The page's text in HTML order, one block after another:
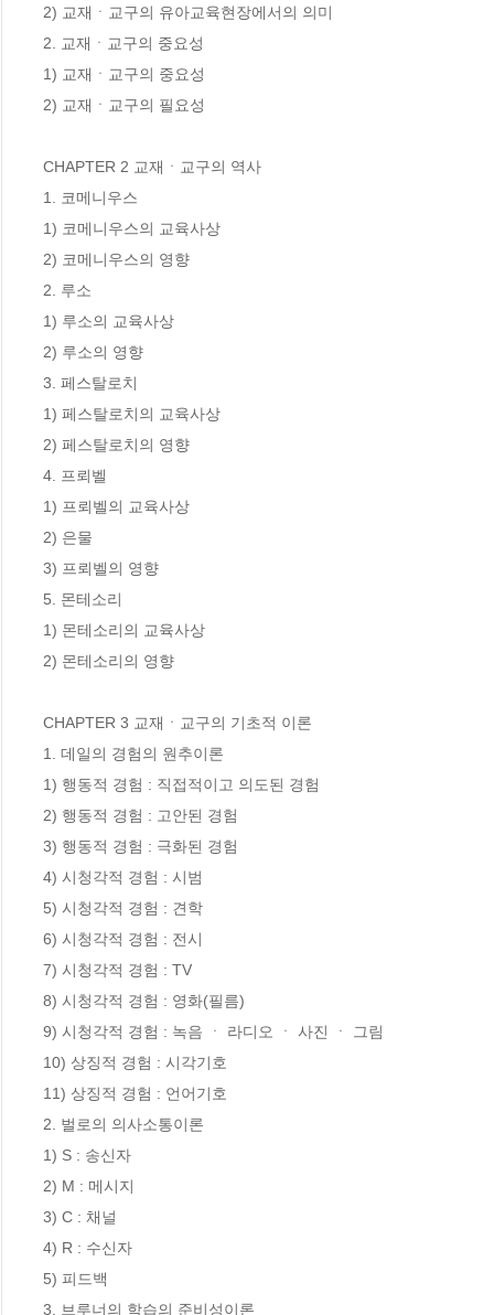
2) 교재ㆍ교구의 유아교육현장에서의 의미
2. 교재ㆍ교구의 중요성
1) 교재ㆍ교구의 중요성
2) 교재ㆍ교구의 필요성
CHAPTER 2 교재ㆍ교구의 역사
1. 코메니우스
1) 코메니우스의 교육사상
2) 코메니우스의 영향
2. 루소
1) 루소의 교육사상
2) 루소의 영향
3. 페스탈로치
1) 페스탈로치의 교육사상
2) 페스탈로치의 영향
4. 프뢰벨
1) 프뢰벨의 교육사상
2) 은물
3) 프뢰벨의 영향
5. 몬테소리
1) 몬테소리의 교육사상
2) 몬테소리의 영향
CHAPTER 3 교재ㆍ교구의 기초적 이론
1. 데일의 경험의 원추이론
1) 행동적 경험 : 직접적이고 의도된 경험
2) 행동적 경험 : 고안된 경험
3) 행동적 경험 : 극화된 경험
4) 시청각적 경험 : 시범
5) 시청각적 경험 : 견학
6) 시청각적 경험 : 전시
7) 시청각적 경험 : TV
8) 시청각적 경험 : 영화(필름)
9) 시청각적 경험 : 녹음 ㆍ 라디오 ㆍ 사진 ㆍ 그림
10) 상징적 경험 : 시각기호
11) 상징적 경험 : 언어기호
2. 벌로의 의사소통이론
1) S : 송신자
2) M : 메시지
3) C : 채널
4) R : 수신자
5) 피드백
3. 브루너의 학습의 준비성이론